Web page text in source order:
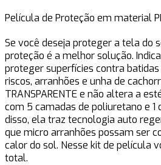
Película de Proteção em material
Se você deseja proteger a tela do
proteção é a melhor solução.
proteger superfícies contra batidas
riscos, arranhões e unha de
TRANSPARENTE e não altera a
com 5 camadas de poliuretano e 1
disso, ela traz tecnologia auto
que micro arranhões possam ser
calor do sol. Nesse kit de película
total.